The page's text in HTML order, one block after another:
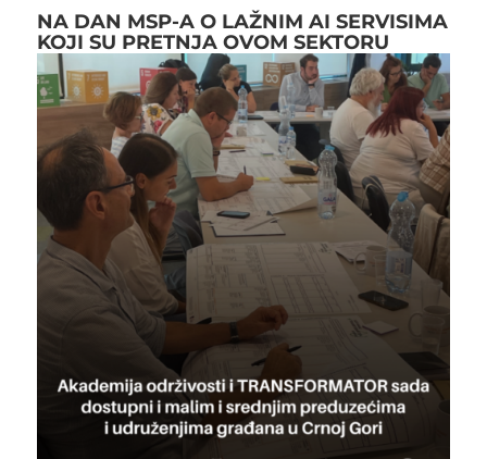
NA DAN MSP-A O LAŽNIM AI SERVISIMA
KOJI SU PRETNJA OVOM SEKTORU